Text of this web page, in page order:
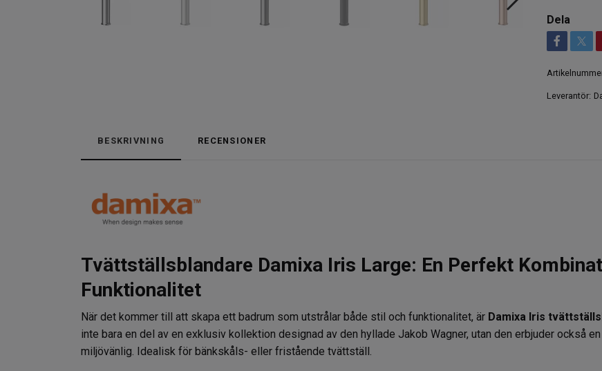
Dela
Leverantör:
BESKRIVNING RECENSIONER
Tvättställsblandare Damixa Iris Large: En Perfekt
Funktionalitet
När det kommer till att skapa ett badrum som utstrålar både stil och funktionalitet, är Damixa Iris
inte bara en del av en exklusiv kollektion designad av den hyllade Jakob Wagner, utan den erbjuder också
miljövänlig. Idealisk för bänkskåls- eller fristående tvättställ.